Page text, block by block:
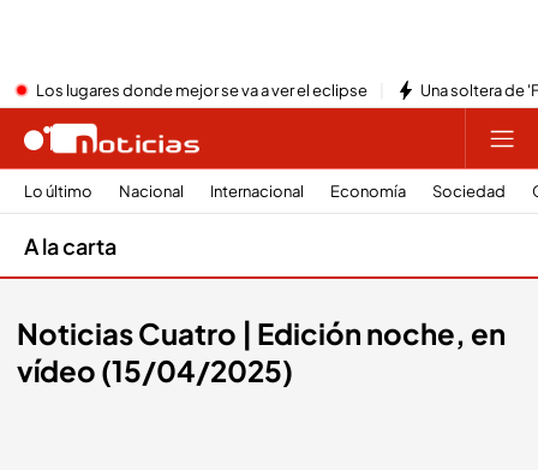
Los lugares donde mejor se va a ver el eclipse Una soltera de
Lo último Nacional Internacional Economía Sociedad
A la carta
Noticias Cuatro | Edición noche, en
vídeo (15/04/2025)